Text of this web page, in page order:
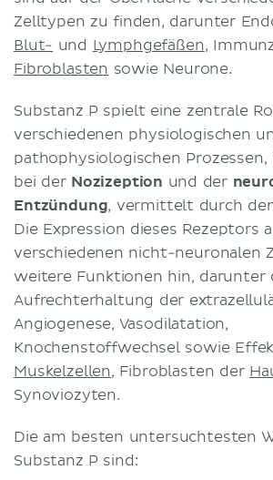
Zelltypen zu finden, darunter
Blut- und Lymphgefäßen,
Fibroblasten sowie Neurone.
Substanz P spielt eine zentrale
verschiedenen physiologischen
pathophysiologischen Prozessen,
bei der Nozizeption und der
Entzündung, vermittelt durch
Die Expression dieses Rezeptors
verschiedenen nicht-neuronalen
weitere Funktionen hin, darunter
Aufrechterhaltung der
Angiogenese, Vasodilatation,
Knochenstoffwechsel sowie
Muskelzellen, Fibroblasten der
Synoviozyten.
Die am besten untersuchtesten
Substanz P sind: